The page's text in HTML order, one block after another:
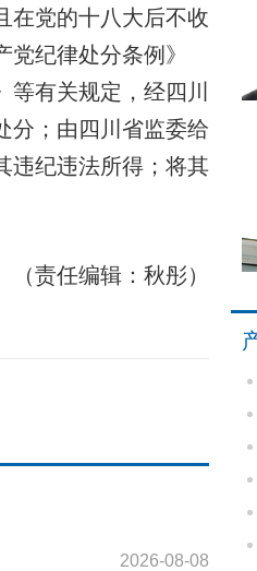
党的十八大后不收
纪律处分条例》
有关规定，经四川
分；由四川省监委给
违纪违法所得；将其
（责任编辑：秋彤）
2026-08-08